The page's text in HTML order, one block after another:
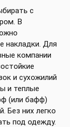
с
В
накладки. Для
компании
и сухожилий
и теплые
(или бафф)
Без них легко
под одежду.